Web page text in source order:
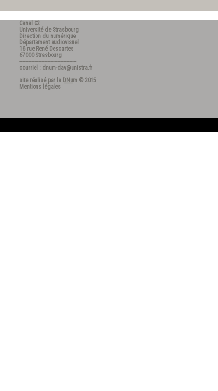
Canal C2
Université de Strasbourg
Direction du numérique
Département audiovisuel
16 rue René Descartes
67000 Strasbourg
---------------------------------------
courriel : dnum-dav@unistra.fr
---------------------------------------
site réalisé par la DNum © 2015
Mentions légales